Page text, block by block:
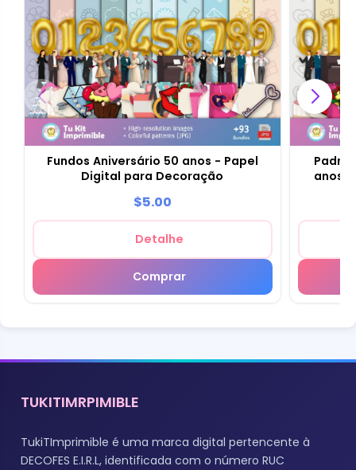
Fundos Aniversário 50 anos - Papel
Digital para Decoração
$5.00
Detalhe
Comprar
anos -
TUKITIMRPIMIBLE
TukiTImprimible é uma marca digital pertencente à
DECOFES E.I.R.L, identificada com o número RUC